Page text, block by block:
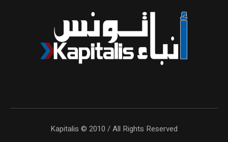
Kapitalis © 2010 / All Rights Reserved